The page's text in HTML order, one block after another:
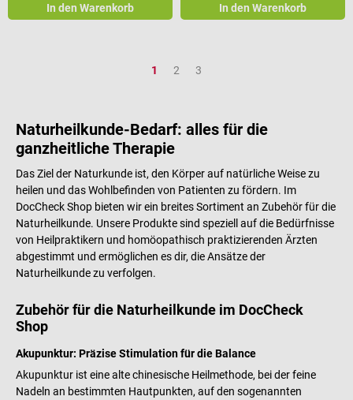
In den Warenkorb In den Warenkorb
Seite
1 Seite
2 Seite
3
Naturheilkunde-Bedarf: alles für die
ganzheitliche Therapie
Das Ziel der Naturkunde ist, den Körper auf natürliche Weise zu
heilen und das Wohlbefinden von Patienten zu fördern. Im
DocCheck Shop bieten wir ein breites Sortiment an Zubehör für die
Naturheilkunde. Unsere Produkte sind speziell auf die Bedürfnisse
von Heilpraktikern und homöopathisch praktizierenden Ärzten
abgestimmt und ermöglichen es dir, die Ansätze der
Naturheilkunde zu verfolgen.
Zubehör für die Naturheilkunde im DocCheck
Shop
Akupunktur: Präzise Stimulation für die Balance
Akupunktur ist eine alte chinesische Heilmethode, bei der feine
Nadeln an bestimmten Hautpunkten, auf den sogenannten